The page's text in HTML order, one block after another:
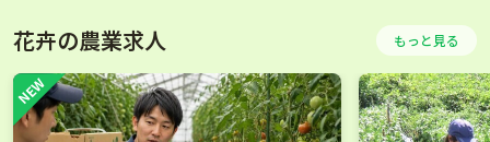
花卉の農業求人 もっと見る